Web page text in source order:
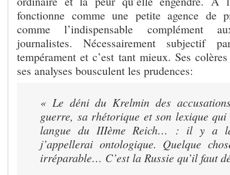
fonctionne comme une petite agence de
comme l’indispensable complément
journalistes. Nécessairement subjectif
tempérament et c’est tant mieux. Ses
ses analyses bousculent les prudences:
« Le déni du Krelmin des
guerre, sa rhétorique et son lexique
langue du IIIème Reich… : il y a
j’appellerai ontologique. Quelque
irréparable… C’est la Russie qu’il faut